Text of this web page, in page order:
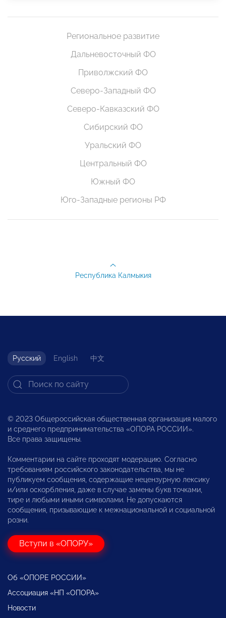
Региональное развитие
Дальневосточный ФО
Приволжский ФО
Северо-Западный ФО
Северо-Кавказский ФО
Сибирский ФО
Уральский ФО
Центральный ФО
Южный ФО
Юго-Западные регионы РФ
Республика Калмыкия
Русский English 中文
© 2023 Общероссийская общественная организация малого
и среднего предпринимательства «ОПОРА РОССИИ».
Все права защищены.
Комментарии на сайте проходят модерацию. Согласно
требованиям российского законодательства, мы не
публикуем сообщения, содержащие нецензурную лексику
и/или оскорбления, даже в случае замены букв точками,
тире и любыми иными символами. Не допускаются
сообщения, призывающие к межнациональной и социальной
розни.
Вступи в «ОПОРУ»
Об «ОПОРЕ РОССИИ»
Ассоциация «НП «ОПОРА»
Новости